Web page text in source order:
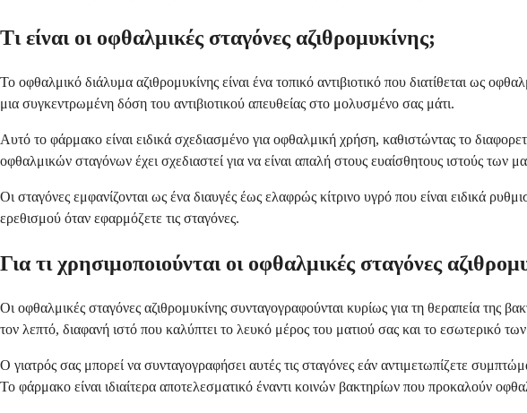
Τι είναι οι οφθαλμικές σταγόνες αζιθρομυκίνης;
Το οφθαλμικό διάλυμα αζιθρομυκίνης είναι ένα τοπικό αντιβιοτικό που διατίθεται ως
μια συγκεντρωμένη δόση του αντιβιοτικού απευθείας στο μολυσμένο σας μάτι.
Αυτό το φάρμακο είναι ειδικά σχεδιασμένο για οφθαλμική χρήση, καθιστώντας το
οφθαλμικών σταγόνων έχει σχεδιαστεί για να είναι απαλή στους ευαίσθητους ιστούς των
Οι σταγόνες εμφανίζονται ως ένα διαυγές έως ελαφρώς κίτρινο υγρό που είναι ειδικά
ερεθισμού όταν εφαρμόζετε τις σταγόνες.
Για τι χρησιμοποιούνται οι οφθαλμικές σταγόνες
Οι οφθαλμικές σταγόνες αζιθρομυκίνης συνταγογραφούνται κυρίως για τη θεραπεία της
τον λεπτό, διαφανή ιστό που καλύπτει το λευκό μέρος του ματιού σας και το εσωτερικό
Ο γιατρός σας μπορεί να συνταγογραφήσει αυτές τις σταγόνες εάν αντιμετωπίζετε
Το φάρμακο είναι ιδιαίτερα αποτελεσματικό έναντι κοινών βακτηρίων που προκαλούν